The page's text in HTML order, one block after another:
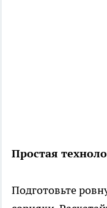
Простая
Подготовьте